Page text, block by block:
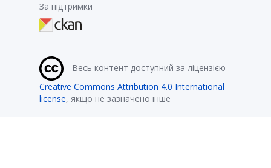
За підтримки
Весь контент доступний за ліцензією
Creative Commons Attribution 4.0 International
license, якщо не зазначено інше